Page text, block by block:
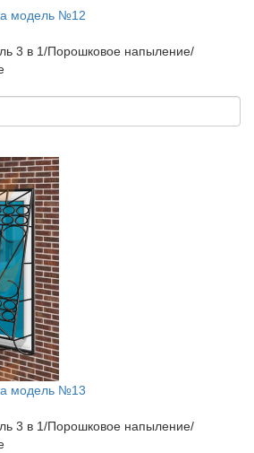
модель №12
3 в 1/Порошковое напыление/
модель №13
3 в 1/Порошковое напыление/